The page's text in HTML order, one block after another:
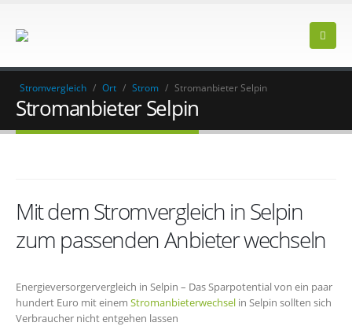
Stromvergleich / Ort / Strom / Stromanbieter Selpin
Stromanbieter Selpin
Mit dem Stromvergleich in Selpin
zum passenden Anbieter wechseln
Energieversorgervergleich in Selpin – Das Sparpotential von ein paar
hundert Euro mit einem Stromanbieterwechsel in Selpin sollten sich
Verbraucher nicht entgehen lassen